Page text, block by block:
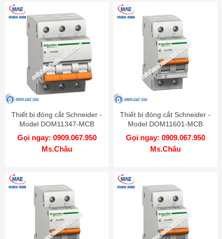
Thiết bị đóng cắt Schneider -
Model DOM11347-MCB
Gọi ngay: 0909.067.950
Ms.Châu
Thiết bị đóng cắt Schneider -
Model DOM11601-MCB
Gọi ngay: 0909.067.950
Ms.Châu